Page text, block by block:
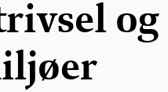
og